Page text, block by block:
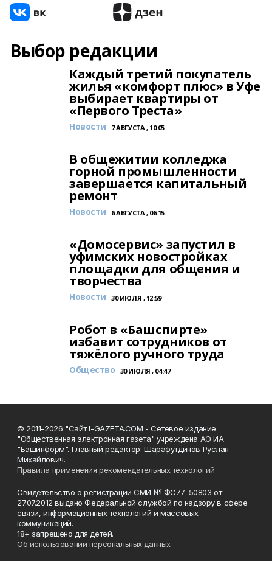
Выбор редакции
Каждый третий покупатель
жилья «комфорт плюс» в Уфе
выбирает квартиры от
«Первого Треста»
Новости 7 АВГУСТА , 10:05
В общежитии колледжа
горной промышленности
завершается капитальный
ремонт
Новости 6 АВГУСТА , 06:15
«Домосервис» запустил в
уфимских новостройках
площадки для общения и
творчества
Новости 30 ИЮЛЯ , 12:59
Робот в «Башспирте»
избавит сотрудников от
тяжёлого ручного труда
Общество 30 ИЮЛЯ , 04:47
© 2011-2026 "Сайт I-GAZETA.COM - Сетевое издание
"Общественная электронная газета" учреждена АО ИА
"Башинформ". Главный редактор: Шарафутдинов Руслан
Михайлович.
Правила применения рекомендательных технологий
Свидетельство о регистрации СМИ № ФС77-50803 от
27.07.2012 выдано Федеральной службой по надзору в сфере
связи, информационных технологий и массовых
коммуникаций.
18+ запрещено для детей.
Об использовании персональных данных